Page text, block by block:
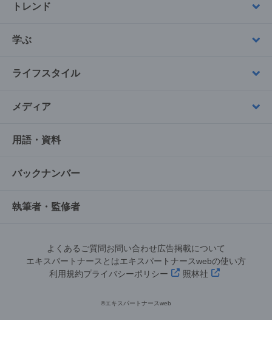
トレンド
学ぶ
ライフスタイル
メディア
用語・資料
バックナンバー
執筆者・監修者
よくあるご質問お問い合わせ広告掲載について
エキスパートナースとはエキスパートナースwebの使い方
利用規約プライバシーポリシー 照林社
©︎エキスパートナースweb